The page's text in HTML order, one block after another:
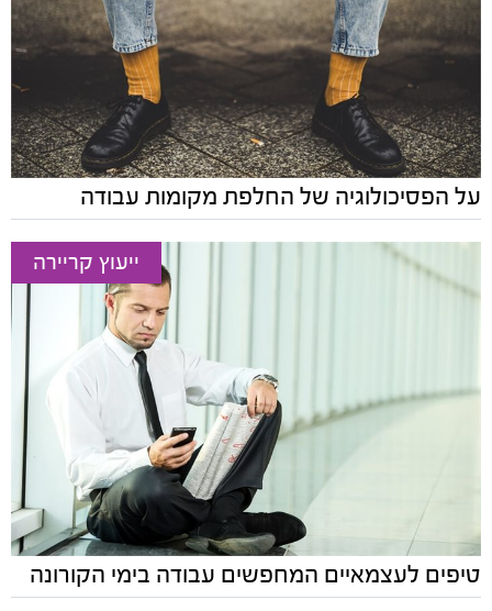
על הפסיכולוגיה של החלפת מקומות עבודה
ייעוץ קריירה
טיפים לעצמאיים המחפשים עבודה בימי הקורונה